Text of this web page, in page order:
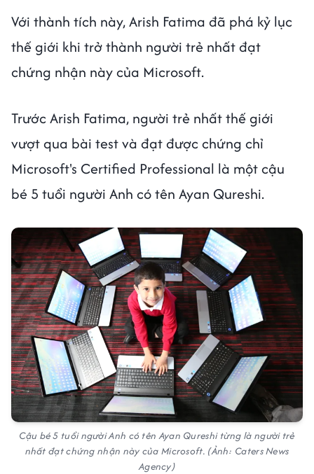
Với thành tích này, Arish Fatima đã phá kỷ lục
thế giới khi trở thành người trẻ nhất đạt
chứng nhận này của Microsoft.
Trước Arish Fatima, người trẻ nhất thế giới
vượt qua bài test và đạt được chứng chỉ
Microsoft's Certified Professional là một cậu
bé 5 tuổi người Anh có tên Ayan Qureshi.
Cậu bé 5 tuổi người Anh có tên Ayan Qureshi từng là người trẻ
nhất đạt chứng nhận này của Microsoft. (Ảnh: Caters News
Agency)